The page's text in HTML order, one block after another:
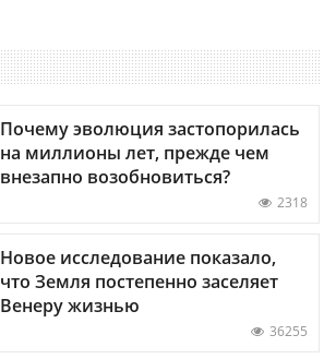
Почему эволюция застопорилась
на миллионы лет, прежде чем
внезапно возобновиться?
2318
Новое исследование показало,
что Земля постепенно заселяет
Венеру жизнью
36255